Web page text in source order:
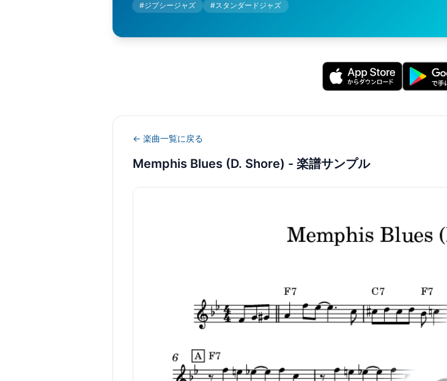
#ジプシージャズ #スタンダードジャズ
← 楽曲一覧に戻る
Memphis Blues (D. Shore) - 楽譜サンプル